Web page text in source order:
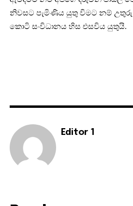
නිවසට පැමිණිය යුතු විමට නම් උතුරු
කොටි සංවිධානය හිස එසවිය යුතුයි.
Editor 1